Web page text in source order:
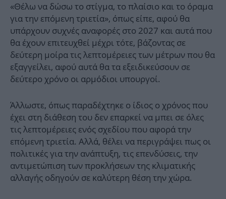
«Θέλω να δώσω το στίγμα, το πλαίσιο και το όραμα
για την επόμενη τριετία», όπως είπε, αφού θα
υπάρχουν συχνές αναφορές στο 2027 και αυτά που
θα έχουν επιτευχθεί μέχρι τότε, βάζοντας σε
δεύτερη μοίρα τις λεπτομέρειες των μέτρων που θα
εξαγγείλει, αφού αυτά θα τα εξειδικεύσουν σε
δεύτερο χρόνο οι αρμόδιοι υπουργοί.
Άλλωστε, όπως παραδέχτηκε ο ίδιος ο χρόνος που
έχει στη διάθεση του δεν επαρκεί να μπει σε όλες
τις λεπτομέρειες ενός σχεδίου που αφορά την
επόμενη τριετία. Αλλά, θέλει να περιγράψει πως οι
πολιτικές για την ανάπτυξη, τις επενδύσεις, την
αντιμετώπιση των προκλήσεων της κλιματικής
αλλαγής οδηγούν σε καλύτερη θέση την χώρα.